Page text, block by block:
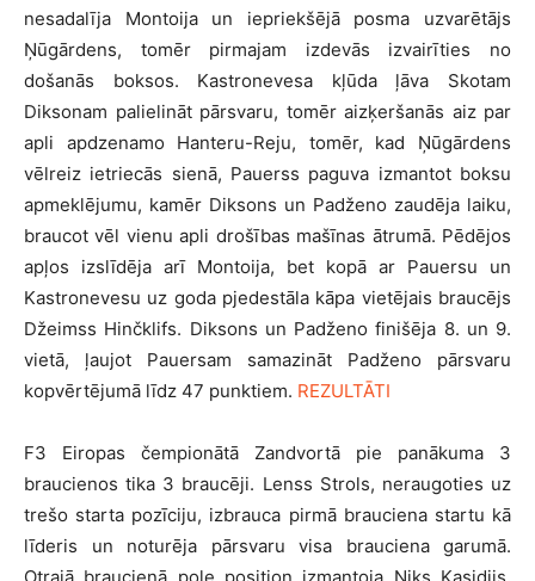
nesadalīja Montoija un iepriekšējā posma uzvarētājs
Ņūgārdens, tomēr pirmajam izdevās izvairīties no
došanās boksos. Kastronevesa kļūda ļāva Skotam
Diksonam palielināt pārsvaru, tomēr aizķeršanās aiz par
apli apdzenamo Hanteru-Reju, tomēr, kad Ņūgārdens
vēlreiz ietriecās sienā, Pauerss paguva izmantot boksu
apmeklējumu, kamēr Diksons un Padženo zaudēja laiku,
braucot vēl vienu apli drošības mašīnas ātrumā. Pēdējos
apļos izslīdēja arī Montoija, bet kopā ar Pauersu un
Kastronevesu uz goda pjedestāla kāpa vietējais braucējs
Džeimss Hinčklifs. Diksons un Padženo finišēja 8. un 9.
vietā, ļaujot Pauersam samazināt Padženo pārsvaru
kopvērtējumā līdz 47 punktiem. REZULTĀTI
F3 Eiropas čempionātā Zandvortā pie panākuma 3
braucienos tika 3 braucēji. Lenss Strols, neraugoties uz
trešo starta pozīciju, izbrauca pirmā brauciena startu kā
līderis un noturēja pārsvaru visa brauciena garumā.